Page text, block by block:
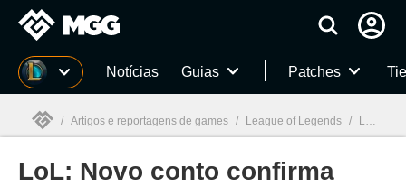
Millenium Notícias Guias Patches
Millenium
/ Artigos e reportagens de games / League of Legends / LoL: Novo conto confirma relacionamento entre Diana e Leona
LoL: Novo conto confirma